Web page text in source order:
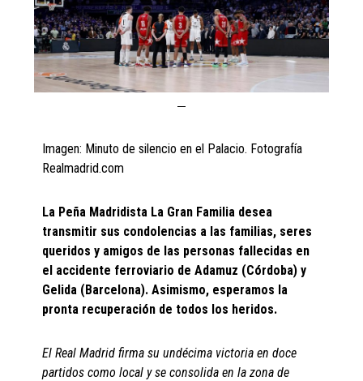
Imagen: Minuto de silencio en el Palacio. Fotografía
Realmadrid.com
La Peña Madridista La Gran Familia desea
transmitir sus condolencias a las familias, seres
queridos y amigos de las personas fallecidas en
el accidente ferroviario de Adamuz (Córdoba) y
Gelida (Barcelona). Asimismo, esperamos la
pronta recuperación de todos los heridos.
El Real Madrid firma su undécima victoria en doce
partidos como local y se consolida en la zona de